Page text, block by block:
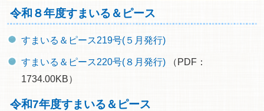
令和８年度すまいる＆ピース
すまいる＆ピース219号(５月発行)
すまいる＆ピース220号(８月発行)（PDF：
1734.00KB）
令和7年度すまいる＆ピース